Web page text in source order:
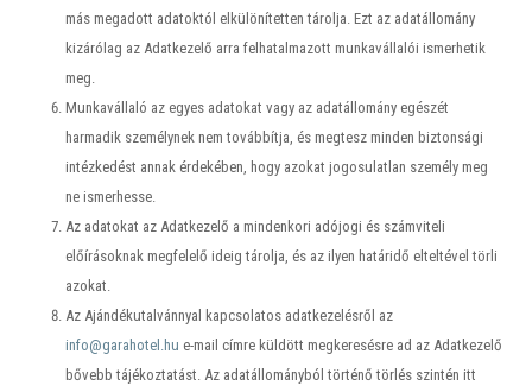
más megadott adatoktól elkülönítetten tárolja. Ezt az adatállomány
kizárólag az Adatkezelő arra felhatalmazott munkavállalói ismerhetik
meg.
Munkavállaló az egyes adatokat vagy az adatállomány egészét
harmadik személynek nem továbbítja, és megtesz minden biztonsági
intézkedést annak érdekében, hogy azokat jogosulatlan személy meg
ne ismerhesse.
Az adatokat az Adatkezelő a mindenkori adójogi és számviteli
előírásoknak megfelelő ideig tárolja, és az ilyen határidő elteltével törli
azokat.
Az Ajándékutalvánnyal kapcsolatos adatkezelésről az
info@garahotel.hu e-mail címre küldött megkeresésre ad az Adatkezelő
bővebb tájékoztatást. Az adatállományból történő törlés szintén itt